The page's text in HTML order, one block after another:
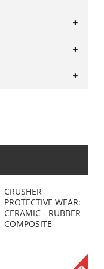
CRUSHER
PROTECTIVE WEAR:
CERAMIC - RUBBER
COMPOSITE